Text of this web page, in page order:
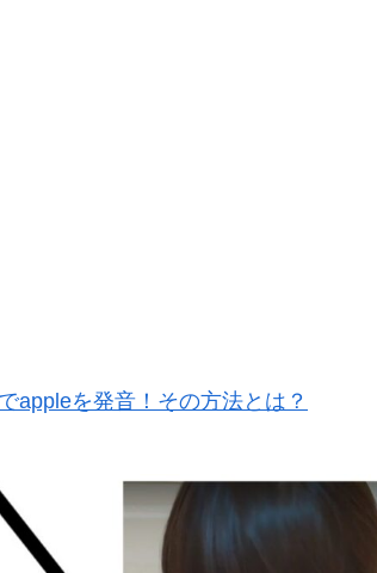
appleを発音！その方法とは？